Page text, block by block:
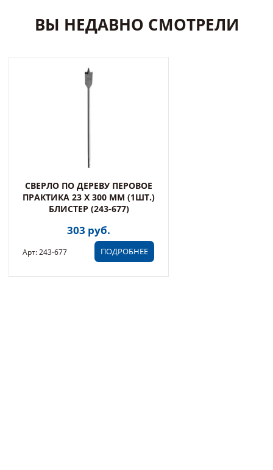
ВЫ НЕДАВНО СМОТРЕЛИ
СВЕРЛО ПО ДЕРЕВУ ПЕРОВОЕ
ПРАКТИКА 23 Х 300 ММ (1ШТ.)
БЛИСТЕР (243-677)
303 руб.
ПОДРОБНЕЕ
Арт: 243-677